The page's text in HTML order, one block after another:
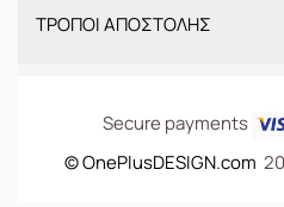
ΤΣΑΝΤΕΣ
ΤΡΟΠΟΙ ΑΠΟΣΤΟΛΗΣ
Secure payments
© OnePlusDESIGN.com